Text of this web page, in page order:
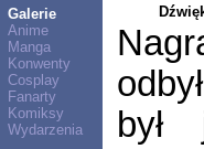
Galerie
Anime
Manga
Konwenty
Cosplay
Fanarty
Komiksy
Wydarzenia
był